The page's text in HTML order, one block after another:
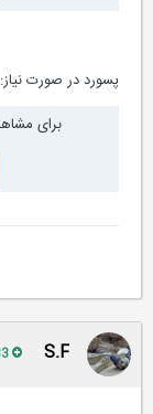
پسورد در صورت نیاز:
برای
S.F